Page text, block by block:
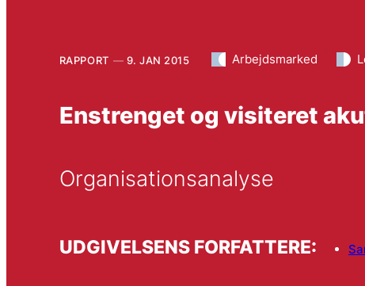
RAPPORT 9. JAN 2015 Arbejdsmarked
Enstrenget og visiteret
Organisationsanalyse
UDGIVELSENS FORFATTERE: